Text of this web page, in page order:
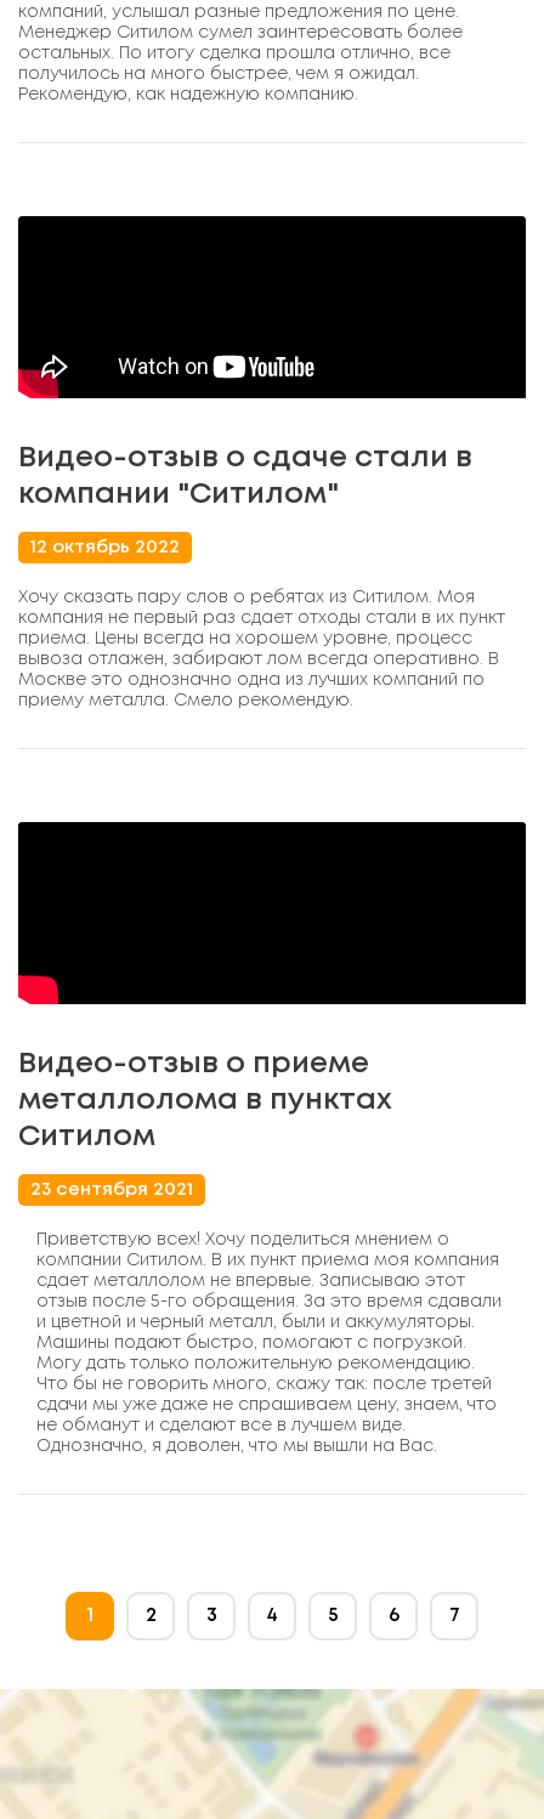
компаний, услышал разные предложения по цене.
Менеджер Ситилом сумел заинтересовать более
остальных. По итогу сделка прошла отлично, все
получилось на много быстрее, чем я ожидал.
Рекомендую, как надежную компанию.
Видео-отзыв о сдаче стали в
компании "Ситилом"
12 октябрь 2022
Хочу сказать пару слов о ребятах из Ситилом. Моя
компания не первый раз сдает отходы стали в их пункт
приема. Цены всегда на хорошем уровне, процесс
вывоза отлажен, забирают лом всегда оперативно. В
Москве это однозначно одна из лучших компаний по
приему металла. Смело рекомендую.
Видео-отзыв о приеме
металлолома в пунктах
Ситилом
23 сентября 2021
Приветствую всех! Хочу поделиться мнением о
компании Ситилом. В их пункт приема моя компания
сдает металлолом не впервые. Записываю этот
отзыв после 5-го обращения. За это время сдавали
и цветной и черный металл, были и аккумуляторы.
Машины подают быстро, помогают с погрузкой.
Могу дать только положительную рекомендацию.
Что бы не говорить много, скажу так: после третей
сдачи мы уже даже не спрашиваем цену, знаем, что
не обманут и сделают все в лучшем виде.
Однозначно, я доволен, что мы вышли на Вас.
1 2 3 4 5 6 7